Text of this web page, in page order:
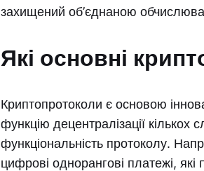
захищений об’єднаною
Які основні
Криптопротоколи є основою
функцію децентралізації
функціональність протоколу.
цифрові однорангові платежі,